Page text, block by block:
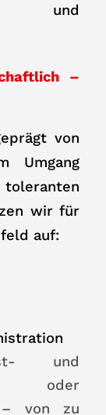
und
–
von
Umgang
wir für
auf:
und
oder
– von zu